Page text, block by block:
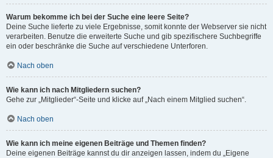
Warum bekomme ich bei der Suche eine leere Seite?
Deine Suche lieferte zu viele Ergebnisse, somit konnte der Webserver sie nicht
verarbeiten. Benutze die erweiterte Suche und gib spezifischere Suchbegriffe
ein oder beschränke die Suche auf verschiedene Unterforen.
Nach oben
Wie kann ich nach Mitgliedern suchen?
Gehe zur „Mitglieder“-Seite und klicke auf „Nach einem Mitglied suchen“.
Nach oben
Wie kann ich meine eigenen Beiträge und Themen finden?
Deine eigenen Beiträge kannst du dir anzeigen lassen, indem du „Eigene